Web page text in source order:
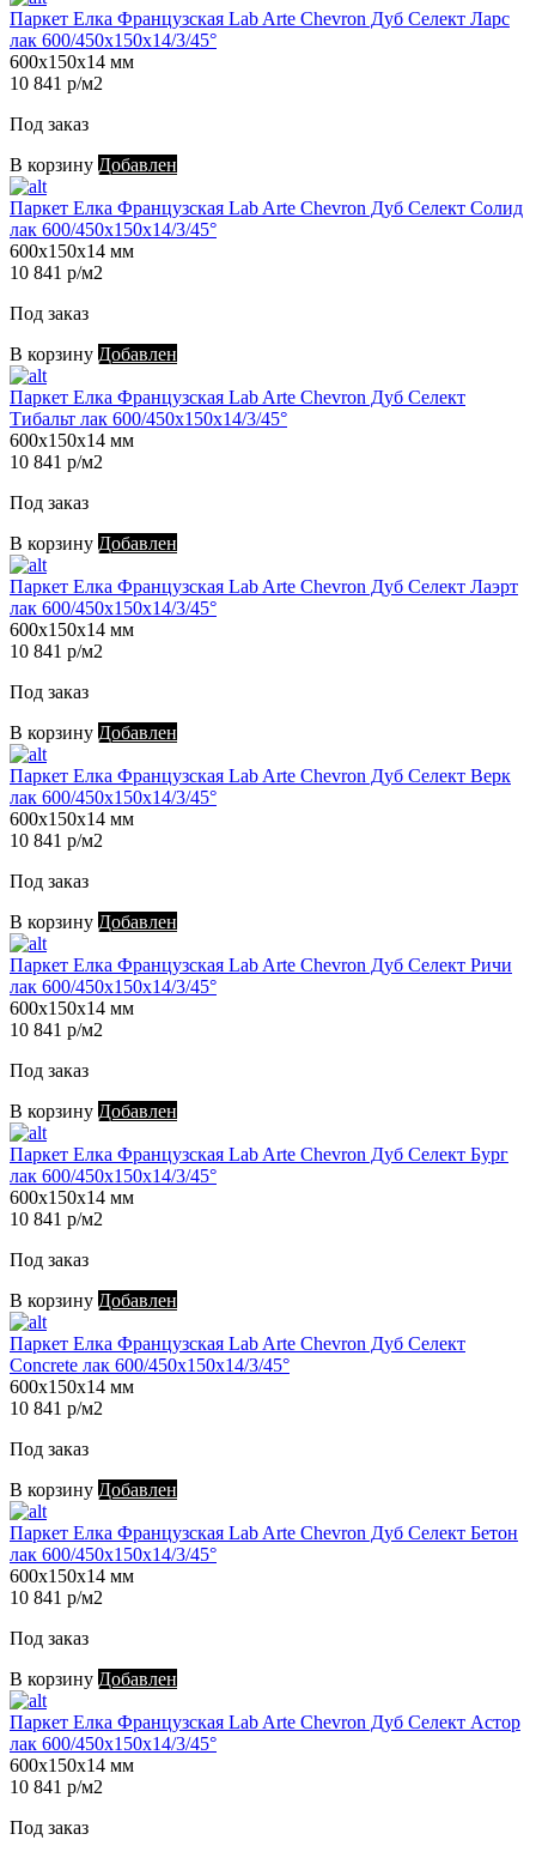
Паркет Елка Французская Lab Arte Chevron Дуб Селект Ларс
лак 600/450х150х14/3/45°
600х150х14 мм
10 841 р/м2
Под заказ
В корзину Добавлен
Паркет Елка Французская Lab Arte Chevron Дуб Селект Солид
лак 600/450х150х14/3/45°
600х150х14 мм
10 841 р/м2
Под заказ
В корзину Добавлен
Паркет Елка Французская Lab Arte Chevron Дуб Селект
Тибальт лак 600/450х150х14/3/45°
600х150х14 мм
10 841 р/м2
Под заказ
В корзину Добавлен
Паркет Елка Французская Lab Arte Chevron Дуб Селект Лаэрт
лак 600/450х150х14/3/45°
600х150х14 мм
10 841 р/м2
Под заказ
В корзину Добавлен
Паркет Елка Французская Lab Arte Chevron Дуб Селект Верк
лак 600/450х150х14/3/45°
600х150х14 мм
10 841 р/м2
Под заказ
В корзину Добавлен
Паркет Елка Французская Lab Arte Chevron Дуб Селект Ричи
лак 600/450х150х14/3/45°
600х150х14 мм
10 841 р/м2
Под заказ
В корзину Добавлен
Паркет Елка Французская Lab Arte Chevron Дуб Селект Бург
лак 600/450х150х14/3/45°
600х150х14 мм
10 841 р/м2
Под заказ
В корзину Добавлен
Паркет Елка Французская Lab Arte Chevron Дуб Селект
Concrete лак 600/450х150х14/3/45°
600х150х14 мм
10 841 р/м2
Под заказ
В корзину Добавлен
Паркет Елка Французская Lab Arte Chevron Дуб Селект Бетон
лак 600/450х150х14/3/45°
600х150х14 мм
10 841 р/м2
Под заказ
В корзину Добавлен
Паркет Елка Французская Lab Arte Chevron Дуб Селект Астор
лак 600/450х150х14/3/45°
600х150х14 мм
10 841 р/м2
Под заказ